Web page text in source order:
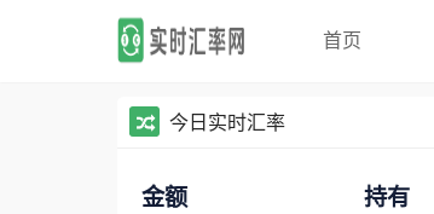
首页
今日实时汇率
金额 持有